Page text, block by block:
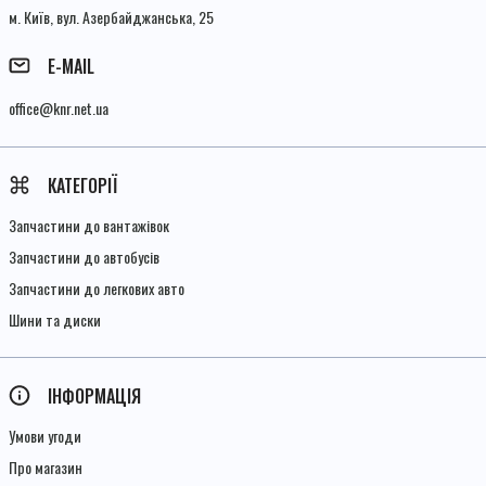
м. Київ, вул. Азербайджанська, 25
E-MAIL
office@knr.net.ua
КАТЕГОРІЇ
Запчастини до вантажівок
Запчастини до автобусів
Запчастини до легкових авто
Шини та диски
ІНФОРМАЦІЯ
Умови угоди
Про магазин